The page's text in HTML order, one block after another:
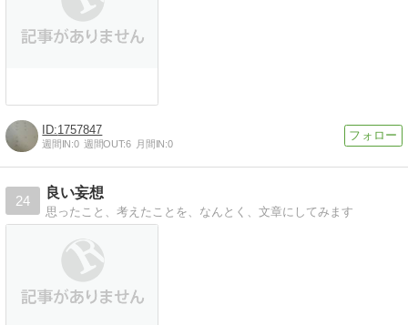
1757847
週間IN:0 週間OUT:6 月間IN:0
24
良い妄想
思ったこと、考えたことを、なんとく、文章にしてみます